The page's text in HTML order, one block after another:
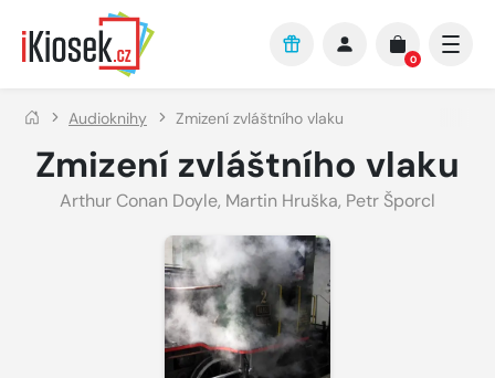
Přejít na hlavní obsah
0
Audioknihy Zmizení zvláštního vlaku
Zmizení zvláštního vlaku
Arthur Conan Doyle, Martin Hruška, Petr Šporcl